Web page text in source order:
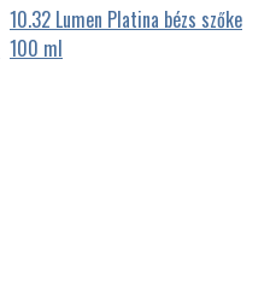
10.32 Lumen Platina bézs szőke
100 ml